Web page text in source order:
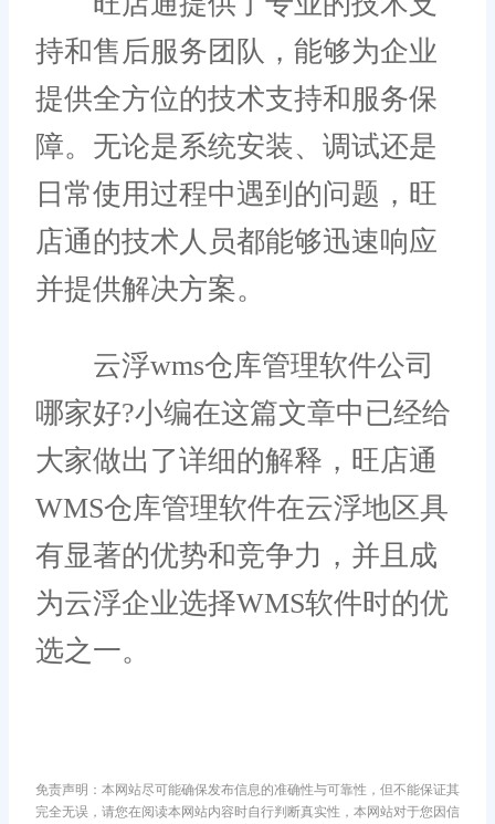
持和售后服务团队，能够为企业
提供全方位的技术支持和服务保
障。无论是系统安装、调试还是
日常使用过程中遇到的问题，旺
店通的技术人员都能够迅速响应
并提供解决方案。
云浮wms仓库管理软件公司
哪家好?小编在这篇文章中已经给
大家做出了详细的解释，旺店通
WMS仓库管理软件在云浮地区具
有显著的优势和竞争力，并且成
为云浮企业选择WMS软件时的优
选之一。
免责声明：本网站尽可能确保发布信息的准确性与可靠性，但不能保证其
完全无误，请您在阅读本网站内容时自行判断真实性，本网站对于您因信